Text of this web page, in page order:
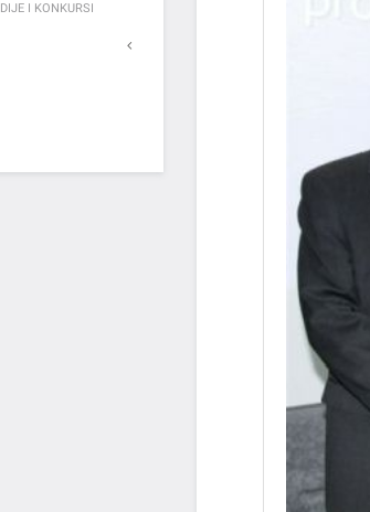
I KONKURSI